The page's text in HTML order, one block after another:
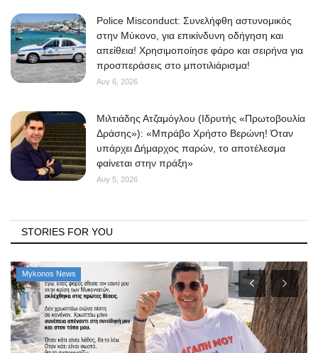
Police Misconduct: Συνελήφθη αστυνομικός
στην Μύκονο, για επικίνδυνη οδήγηση και
απείθεια! Χρησιμοποίησε φάρο και σειρήνα για
προσπεράσεις στο μποτιλιάρισμα!
Αυγ 6, 2026
Μιλτιάδης Ατζαμόγλου (Ιδρυτής «Πρωτοβουλία
Δράσης»): «Μπράβο Χρήστο Βερώνη! Όταν
υπάρχει Δήμαρχος παρών, το αποτέλεσμα
φαίνεται στην πράξη»
Αυγ 5, 2026
STORIES FOR YOU
Mykonos News